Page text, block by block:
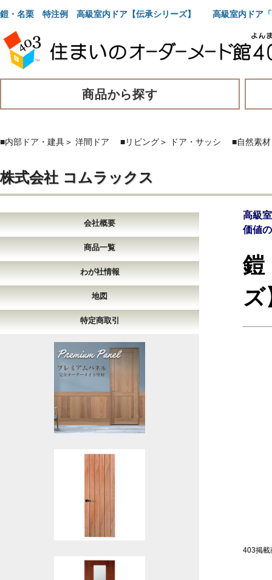
鎧・名栗 特注例 高級室内ドア【伝承シリーズ】 高級室内ドア「
商品から探す
■内部ドア・建具＞ 洋間ドア ■リビング＞ ドア・サッシ ■自然素材
株式会社 コムラックス
会社概要
商品一覧
わが社情報
地図
特定商取引
高級
価値
鎧
ズ
403掲載